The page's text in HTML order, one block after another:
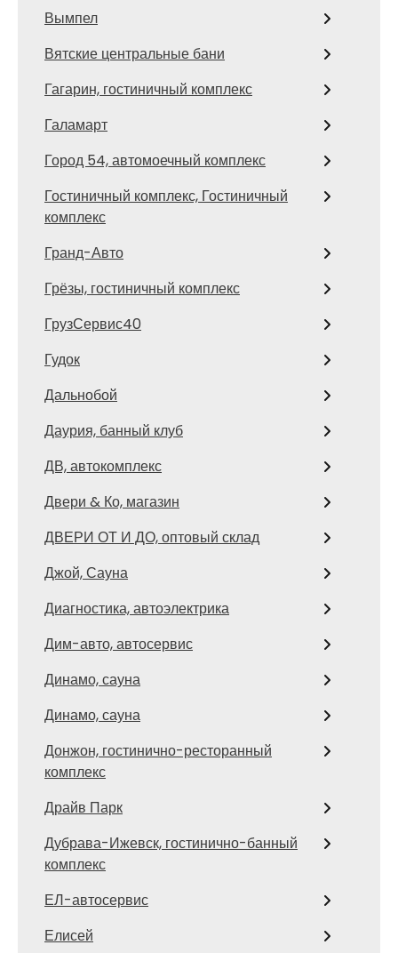
Вымпел
Вятские центральные бани
Гагарин, гостиничный комплекс
Галамарт
Город 54, автомоечный комплекс
Гостиничный комплекс, Гостиничный
комплекс
Гранд-Авто
Грёзы, гостиничный комплекс
ГрузСервис40
Гудок
Дальнобой
Даурия, банный клуб
ДВ, автокомплекс
Двери & Ко, магазин
ДВЕРИ ОТ И ДО, оптовый склад
Джой, Сауна
Диагностика, автоэлектрика
Дим-авто, автосервис
Динамо, сауна
Динамо, сауна
Донжон, гостинично-ресторанный
комплекс
Драйв Парк
Дубрава-Ижевск, гостинично-банный
комплекс
ЕЛ-автосервис
Елисей